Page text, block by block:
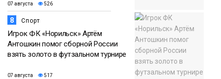
07 августа 526
8 Спорт
Игрок ФК «Норильск» Артём
Антошкин помог сборной России
взять золото в футзальном турнире
07 августа 517